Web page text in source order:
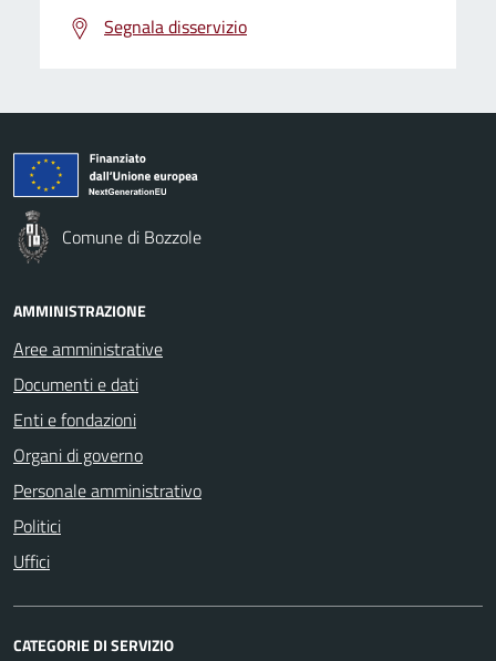
Segnala disservizio
Comune di Bozzole
AMMINISTRAZIONE
Aree amministrative
Documenti e dati
Enti e fondazioni
Organi di governo
Personale amministrativo
Politici
Uffici
CATEGORIE DI SERVIZIO